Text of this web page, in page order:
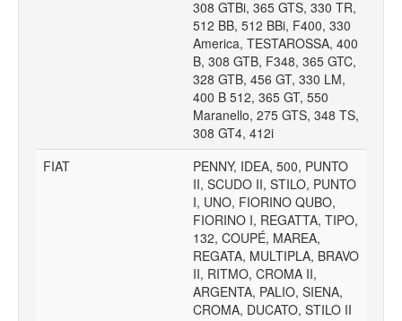
308 GTBi, 365 GTS, 330 TR,
512 BB, 512 BBi, F400, 330
America, TESTAROSSA, 400
B, 308 GTB, F348, 365 GTC,
328 GTB, 456 GT, 330 LM,
400 B 512, 365 GT, 550
Maranello, 275 GTS, 348 TS,
308 GT4, 412i
FIAT
PENNY, IDEA, 500, PUNTO
II, SCUDO II, STILO, PUNTO
I, UNO, FIORINO QUBO,
FIORINO I, REGATTA, TIPO,
132, COUPÉ, MAREA,
REGATA, MULTIPLA, BRAVO
II, RITMO, CROMA II,
ARGENTA, PALIO, SIENA,
CROMA, DUCATO, STILO II